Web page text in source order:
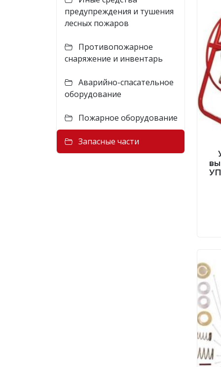
предупреждения и тушения
лесных пожаров
Противопожарное
снаряжение и инвентарь
Аварийно-спасательное
оборудование
Пожарное оборудование
Запасные части